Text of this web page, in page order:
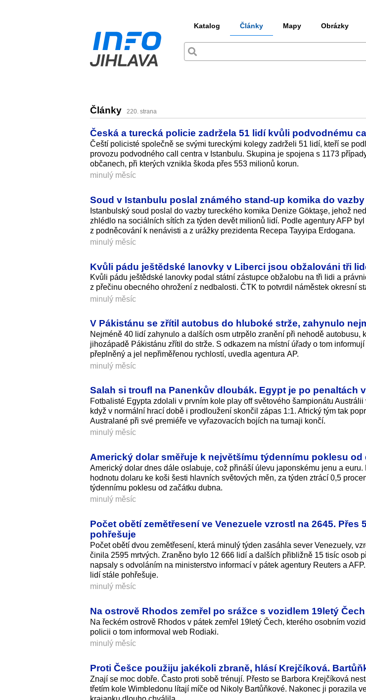
Katalog Články Mapy Obrázky
Články 220. strana
Česká a turecká policie zadržela 51 lidí kvůli podvodnému
Čeští policisté společně se svými tureckými kolegy zadrželi 51 lidí, kteří se
provozu podvodného call centra v Istanbulu. Skupina je spojena s 1173
občanech, při kterých vznikla škoda přes 553 milionů korun.
minulý měsíc
Soud v Istanbulu poslal známého stand-up komika do
Istanbulský soud poslal do vazby tureckého komika Denize Göktaşe, jehož
zhlédlo na sociálních sítích za týden devět milionů lidí. Podle agentury AFP
z podněcování k nenávisti a z urážky prezidenta Recepa Tayyipa Erdogana.
minulý měsíc
Kvůli pádu ještědské lanovky v Liberci jsou obžalováni tři
Kvůli pádu ještědské lanovky podal státní zástupce obžalobu na tři lidi a
z přečinu obecného ohrožení z nedbalosti. ČTK to potvrdil náměstek okresní
minulý měsíc
V Pákistánu se zřítil autobus do hluboké strže, zahynulo
Nejméně 40 lidí zahynulo a dalších osm utrpělo zranění při nehodě autobusu,
jihozápadě Pákistánu zřítil do strže. S odkazem na místní úřady o tom
přeplněný a jel nepřiměřenou rychlostí, uvedla agentura AP.
minulý měsíc
Salah si troufl na Panenkův dloubák. Egypt je po penaltách
Fotbalisté Egypta zdolali v prvním kole play off světového šampionátu
když v normální hrací době i prodloužení skončil zápas 1:1. Africký tým tak
Australané při své premiéře ve vyřazovacích bojích na turnaji končí.
minulý měsíc
Americký dolar směřuje k největšímu týdennímu poklesu od
Americký dolar dnes dále oslabuje, což přináší úlevu japonskému jenu a
hodnotu dolaru ke koši šesti hlavních světových měn, za týden ztrácí 0,5
týdennímu poklesu od začátku dubna.
minulý měsíc
Počet obětí zemětřesení ve Venezuele vzrostl na 2645. Přes
pohřešuje
Počet obětí dvou zemětřesení, která minulý týden zasáhla sever Venezuely,
činila 2595 mrtvých. Zraněno bylo 12 666 lidí a dalších přibližně 15 tisíc osob
napsaly s odvoláním na ministerstvo informací v pátek agentury Reuters a
lidí stále pohřešuje.
minulý měsíc
Na ostrově Rhodos zemřel po srážce s vozidlem 19letý Čech
Na řeckém ostrově Rhodos v pátek zemřel 19letý Čech, kterého osobním
policii o tom informoval web Rodiaki.
minulý měsíc
Proti Češce použiju jakékoli zbraně, hlásí Krejčíková.
Znají se moc dobře. Často proti sobě trénují. Přesto se Barbora Krejčíková
třetím kole Wimbledonu lítají míče od Nikoly Bartůňkové. Nakonec ji porazila